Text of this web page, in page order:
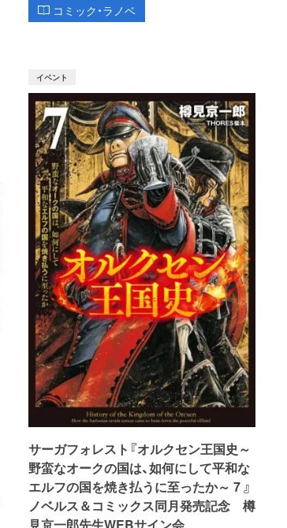
コミック・ラノベ
イベント
サーガフォレスト『オルクセン王国史～
野蛮なオークの国は、如何にして平和な
エルフの国を焼き払うに至ったか～ 7 』
ノベルス＆コミックス同月発売記念 樽
見京一郎先生WEBサイン会